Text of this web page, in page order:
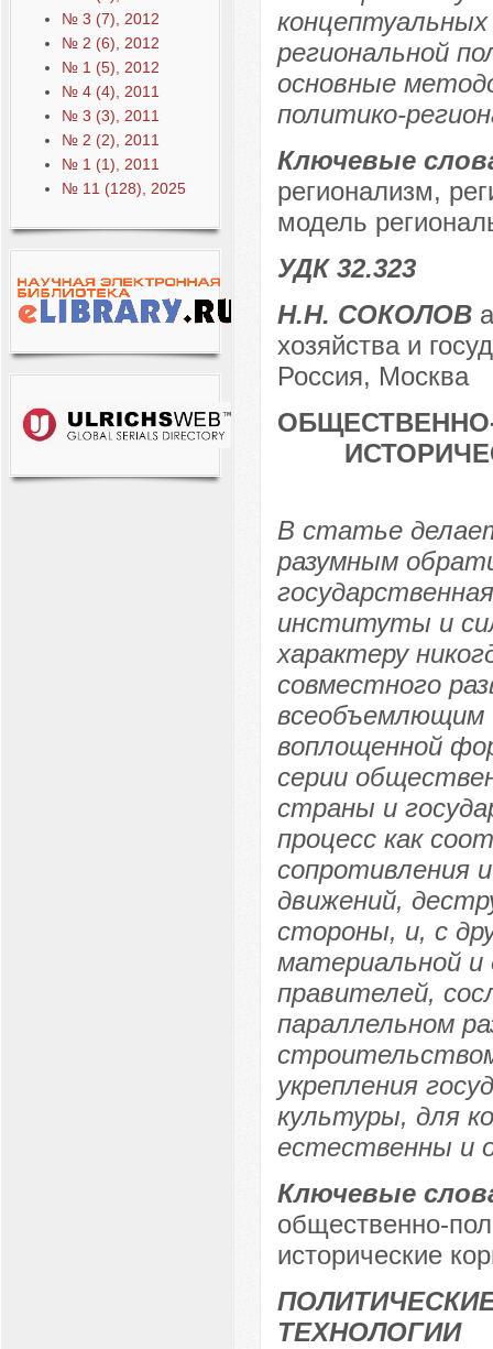
№ 3 (7), 2012
№ 2 (6), 2012
№ 1 (5), 2012
№ 4 (4), 2011
№ 3 (3), 2011
№ 2 (2), 2011
№ 1 (1), 2011
№ 11 (128), 2025
региональной
основные
политико-
Ключевые
регионализм,
модель
УДК 32.323
Н.Н. СОКОЛОВ
хозяйства и
Россия, Москва
В статье
разумным
институты и
характеру
совместного
всеобъемлющим
воплощенной
серии
страны и
процесс как
сопротивления
движений,
стороны, и, с
материальной и
правителей,
параллельном
укрепления
культуры, для
естественны и
Ключевые
общественно-
исторические
ТЕХНОЛОГИИ